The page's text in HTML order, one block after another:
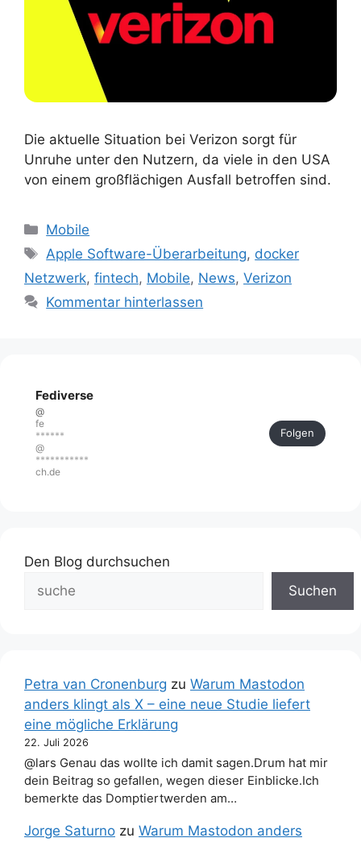
Die aktuelle Situation bei Verizon sorgt für
Unruhe unter den Nutzern, da viele in den USA
von einem großflächigen Ausfall betroffen sind.
Kategorien
Mobile
Schlagwörter
Apple Software-Überarbeitung, docker
Netzwerk, fintech, Mobile, News, Verizon
Kommentar hinterlassen
Fediverse
@
fe
******
@
***********
ch.de
Folgen
Den Blog durchsuchen
Suchen
Petra van Cronenburg zu Warum Mastodon
anders klingt als X – eine neue Studie liefert
eine mögliche Erklärung
22. Juli 2026
@lars Genau das wollte ich damit sagen.Drum hat mir
dein Beitrag so gefallen, wegen dieser Einblicke.Ich
bemerkte das Domptiertwerden am…
Jorge Saturno zu Warum Mastodon anders